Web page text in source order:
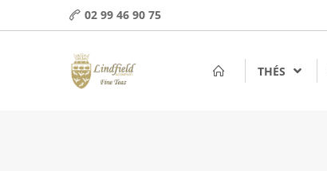
02 99 46 90 75
THÉS